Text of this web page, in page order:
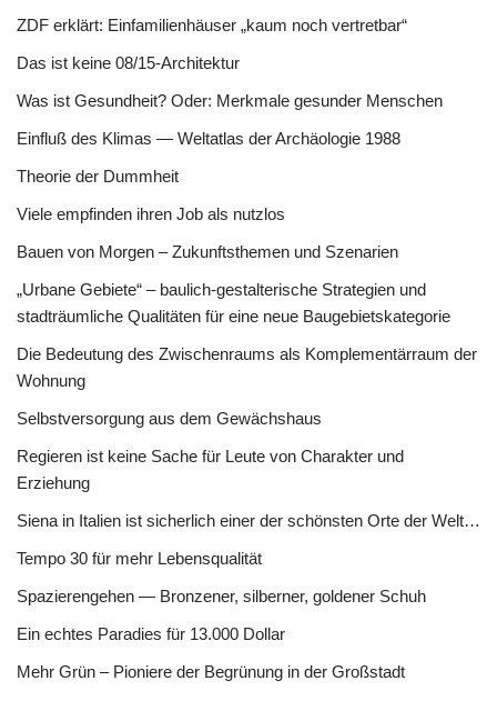
ZDF erklärt: Einfamilienhäuser „kaum noch vertretbar“
Das ist keine 08/15-Architektur
Was ist Gesundheit? Oder: Merkmale gesunder Menschen
Einfluß des Klimas — Weltatlas der Archäologie 1988
Theorie der Dummheit
Viele empfinden ihren Job als nutzlos
Bauen von Morgen – Zukunftsthemen und Szenarien
„Urbane Gebiete“ – baulich-gestalterische Strategien und
stadträumliche Qualitäten für eine neue Baugebietskategorie
Die Bedeutung des Zwischenraums als Komplementärraum der
Wohnung
Selbstversorgung aus dem Gewächshaus
Regieren ist keine Sache für Leute von Charakter und
Erziehung
Siena in Italien ist sicherlich einer der schönsten Orte der Welt…
Tempo 30 für mehr Lebensqualität
Spazierengehen — Bronzener, silberner, goldener Schuh
Ein echtes Paradies für 13.000 Dollar
Mehr Grün – Pioniere der Begrünung in der Großstadt